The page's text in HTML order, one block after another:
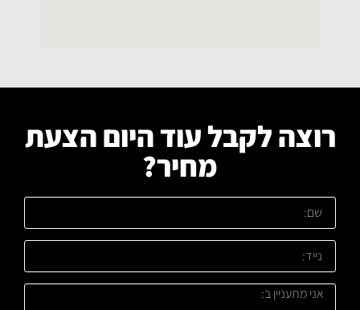
רוצה לקבל עוד היום הצעת
מחיר?